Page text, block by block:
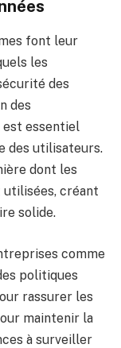
font leur
les
des
des
est essentiel
des utilisateurs.
dont les
créant
solide.
comme
politiques
rassurer les
maintenir la
à surveiller